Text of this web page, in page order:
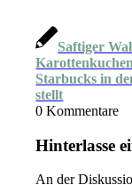
Saftiger
Starbucks in
stellt
0 Kommentare
Hinterlasse
An der